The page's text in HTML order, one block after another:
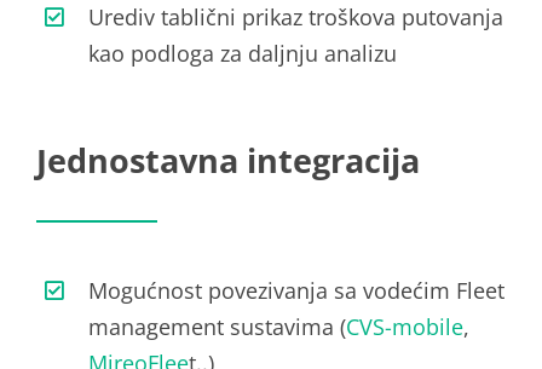
Urediv tablični prikaz troškova putovanja
kao podloga za daljnju analizu
Jednostavna integracija
Mogućnost povezivanja sa vodećim Fleet
management sustavima (CVS-mobile,
MireoFleet..)